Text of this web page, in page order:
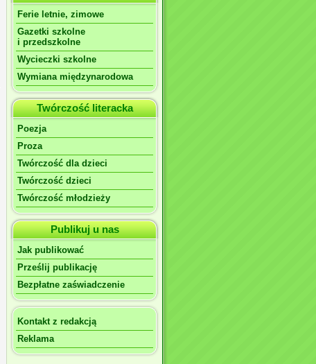
Ferie letnie, zimowe
Gazetki szkolne
i przedszkolne
Wycieczki szkolne
Wymiana międzynarodowa
Twórczość literacka
Poezja
Proza
Twórczość dla dzieci
Twórczość dzieci
Twórczość młodzieży
Publikuj u nas
Jak publikować
Prześlij publikację
Bezpłatne zaświadczenie
Kontakt z redakcją
Reklama